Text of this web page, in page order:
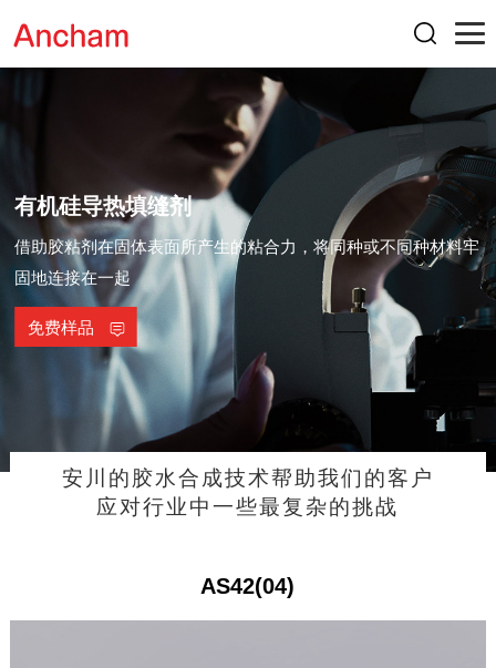
有机硅导热填缝剂
借助胶粘剂在固体表面所产生的粘合力，将同种或不同种材料牢
固地连接在一起
免费样品
安川的胶水合成技术帮助我们的客户
应对行业中一些最复杂的挑战
AS42(04)